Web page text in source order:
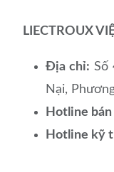
LIECTROUX
Địa chỉ: Số
Nại,
Hotline bán
Hotline kỹ